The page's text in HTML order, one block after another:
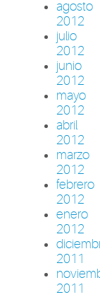
agosto
2012
julio
2012
junio
2012
mayo
2012
abril
2012
marzo
2012
febrero
2012
enero
2012
2011
2011